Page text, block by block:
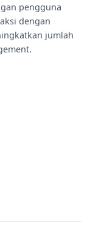
pengguna
dengan
jumlah